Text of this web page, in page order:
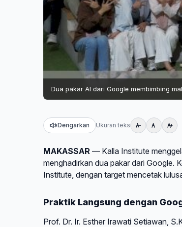
Dua pakar AI dari Google membimbing
Dengarkan Ukuran teks
MAKASSAR — Kalla Institute
menghadirkan dua pakar dari Google.
Institute, dengan target mencetak
Praktik Langsung dengan
Prof. Dr. Ir. Esther Irawati Setiawan,